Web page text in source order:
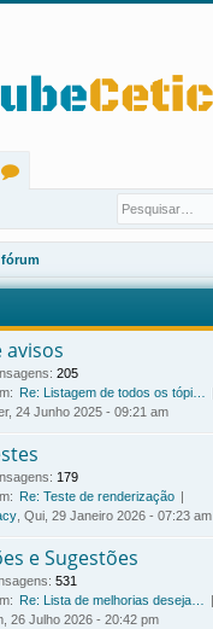
u
ns
fórum
avisos
: 205
Re: Listagem de todos os tópi…
24 Junho 2025 - 09:21 am
: 179
Re: Teste de renderização
, Qui, 29 Janeiro 2026 - 07:23 am
e Sugestões
: 531
Re: Lista de melhorias deseja…
26 Julho 2026 - 20:42 pm